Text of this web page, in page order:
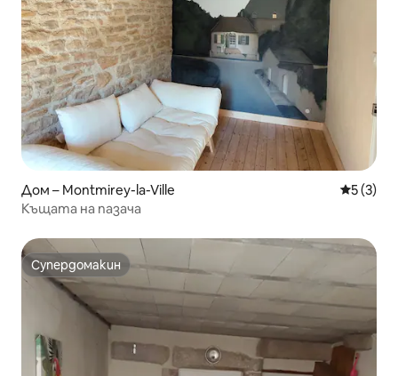
Дом – Montmirey-la-Ville Средна
5 (3)
Къщата на пазача
Супердомакин
Супердомакин